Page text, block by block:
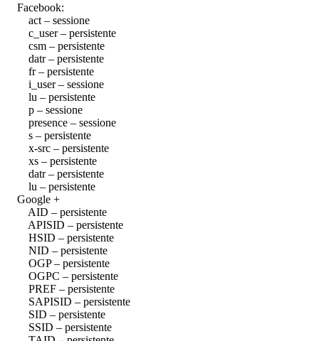
Facebook:
act – sessione
c_user – persistente
csm – persistente
datr – persistente
fr – persistente
i_user – sessione
lu – persistente
p – sessione
presence – sessione
s – persistente
x-src – persistente
xs – persistente
datr – persistente
lu – persistente
Google +
AID – persistente
APISID – persistente
HSID – persistente
NID – persistente
OGP – persistente
OGPC – persistente
PREF – persistente
SAPISID – persistente
SID – persistente
SSID – persistente